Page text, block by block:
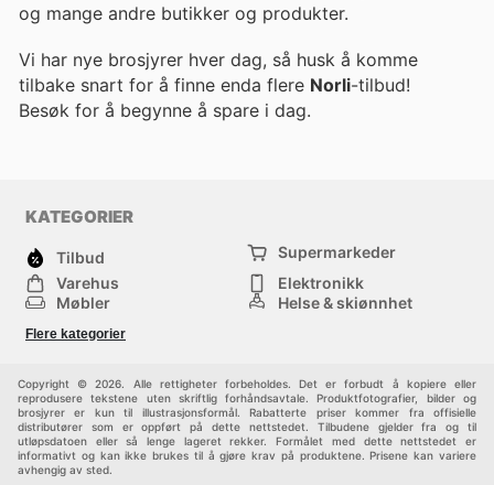
og mange andre butikker og produkter.
Vi har nye brosjyrer hver dag, så husk å komme
tilbake snart for å finne enda flere Norli-tilbud!
Besøk for å begynne å spare i dag.
KATEGORIER
Tilbud
Supermarkeder
Varehus
Elektronikk
Møbler
Helse & skjønnhet
Sport
Flere kategorier
Copyright © 2026. Alle rettigheter forbeholdes. Det er forbudt å kopiere eller
reprodusere tekstene uten skriftlig forhåndsavtale. Produktfotografier, bilder og
brosjyrer er kun til illustrasjonsformål. Rabatterte priser kommer fra offisielle
distributører som er oppført på dette nettstedet. Tilbudene gjelder fra og til
utløpsdatoen eller så lenge lageret rekker. Formålet med dette nettstedet er
informativt og kan ikke brukes til å gjøre krav på produktene. Prisene kan variere
avhengig av sted.